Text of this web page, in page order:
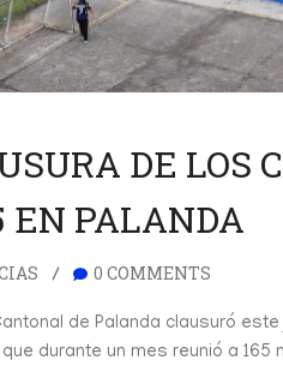
DE LOS
EN PALANDA
/ 0 COMMENTS
de Palanda clausuró
durante un mes reunió a